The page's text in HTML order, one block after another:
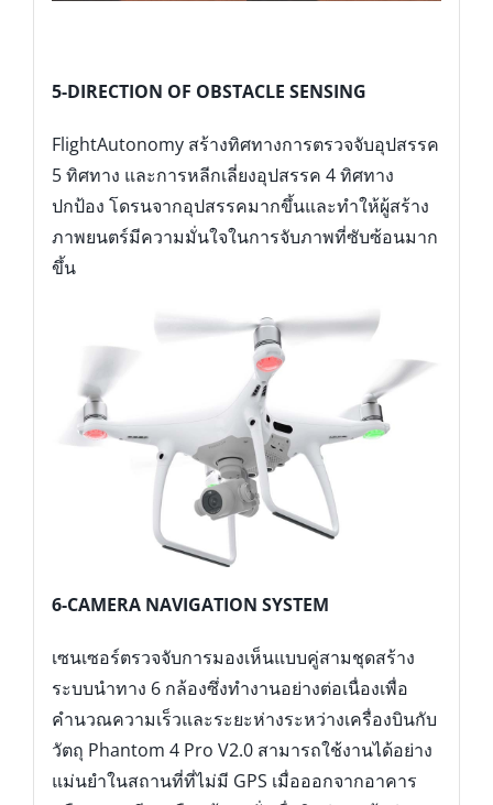
5-DIRECTION OF OBSTACLE SENSING
FlightAutonomy สร้างทิศทางการตรวจจับอุปสรรค
5 ทิศทาง และการหลีกเลี่ยงอุปสรรค 4 ทิศทาง
ปกป้อง โดรนจากอุปสรรคมากขึ้นและทำให้ผู้สร้าง
ภาพยนตร์มีความมั่นใจในการจับภาพที่ซับซ้อนมาก
ขึ้น
6-CAMERA NAVIGATION SYSTEM
เซนเซอร์ตรวจจับการมองเห็นแบบคู่สามชุดสร้าง
ระบบนำทาง 6 กล้องซึ่งทำงานอย่างต่อเนื่องเพื่อ
คำนวณความเร็วและระยะห่างระหว่างเครื่องบินกับ
วัตถุ Phantom 4 Pro V2.0 สามารถใช้งานได้อย่าง
แม่นยำในสถานที่ที่ไม่มี GPS เมื่อออกจากอาคาร